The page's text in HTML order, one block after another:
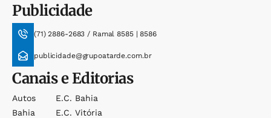
Publicidade
(71) 2886-2683 / Ramal 8585 | 8586
publicidade@grupoatarde.com.br
Canais e Editorias
Autos
Bahia
E.c. Bahia
E.c. Vitória